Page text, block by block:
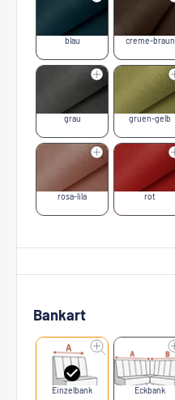
blau creme-braun
grau gruen-gelb
rosa-lila rot
Bankart
Einzelbank Eckbank